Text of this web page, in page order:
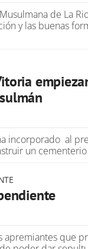
de La
y las buenas
incorporado al
un
apremiantes que